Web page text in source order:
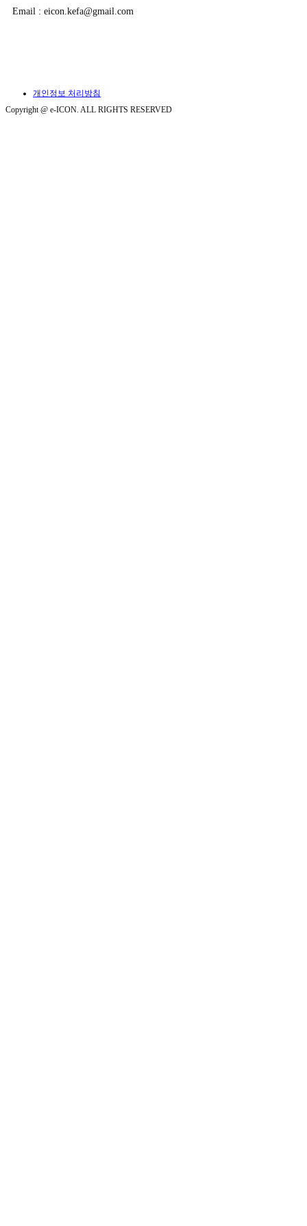
Email : eicon.kefa@gmail.com
개인정보 처리방침
Copyright @ e-ICON. ALL RIGHTS RESERVED